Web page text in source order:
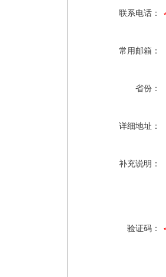
联系电话：
常用邮箱：
省份：
详细地址：
补充说明：
验证码：